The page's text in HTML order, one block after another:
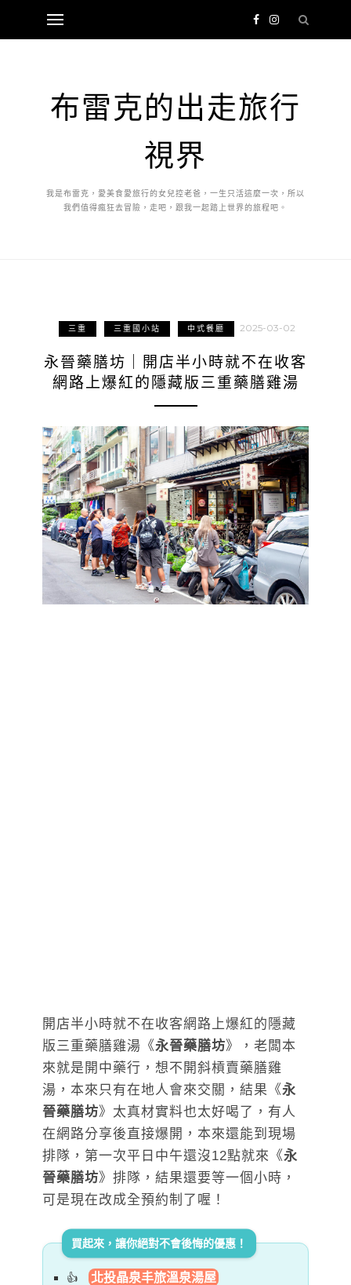
布雷克的出走旅行
視界
我是布雷克，愛美食愛旅行的女兒控老爸，一生只活這麼一次，所以
我們值得瘋狂去冒險，走吧，跟我一起踏上世界的旅程吧。
三重 三重國小站 中式餐廳 2025-03-02
永晉藥膳坊｜開店半小時就不在收客
網路上爆紅的隱藏版三重藥膳雞湯
開店半小時就不在收客網路上爆紅的隱藏
版三重藥膳雞湯《永晉藥膳坊》，老闆本
來就是開中藥行，想不開斜槓賣藥膳雞
湯，本來只有在地人會來交關，結果《永
晉藥膳坊》太真材實料也太好喝了，有人
在網路分享後直接爆開，本來還能到現場
排隊，第一次平日中午還沒12點就來《永
晉藥膳坊》排隊，結果還要等一個小時，
可是現在改成全預約制了喔！
買起來，讓你絕對不會後悔的優惠！
北投晶泉丰旅溫泉湯屋